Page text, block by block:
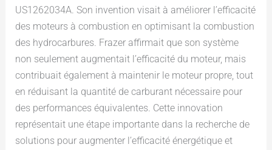
US1262034A. Son invention visait à améliorer l’efficacité
des moteurs à combustion en optimisant la combustion
des hydrocarbures. Frazer affirmait que son système
non seulement augmentait l’efficacité du moteur, mais
contribuait également à maintenir le moteur propre, tout
en réduisant la quantité de carburant nécessaire pour
des performances équivalentes. Cette innovation
représentait une étape importante dans la recherche de
solutions pour augmenter l’efficacité énergétique et